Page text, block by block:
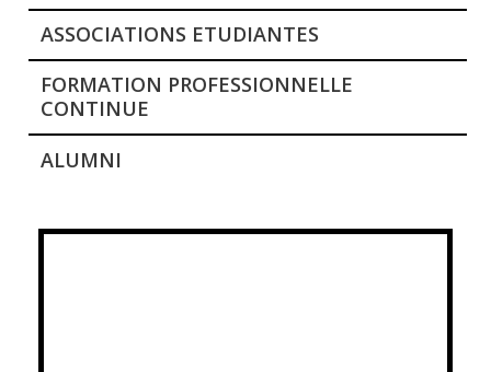
ASSOCIATIONS ETUDIANTES
FORMATION PROFESSIONNELLE
CONTINUE
ALUMNI